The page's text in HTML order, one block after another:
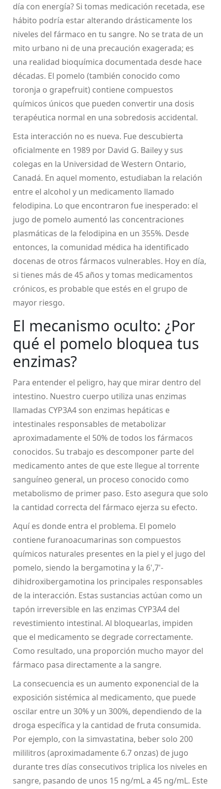
día con energía? Si tomas medicación recetada, ese
hábito podría estar alterando drásticamente los
niveles del fármaco en tu sangre. No se trata de un
mito urbano ni de una precaución exagerada; es
una realidad bioquímica documentada desde hace
décadas. El pomelo (también conocido como
toronja o grapefruit) contiene compuestos
químicos únicos que pueden convertir una dosis
terapéutica normal en una sobredosis accidental.
Esta interacción no es nueva. Fue descubierta
oficialmente en 1989 por David G. Bailey y sus
colegas en la Universidad de Western Ontario,
Canadá. En aquel momento, estudiaban la relación
entre el alcohol y un medicamento llamado
felodipina. Lo que encontraron fue inesperado: el
jugo de pomelo aumentó las concentraciones
plasmáticas de la felodipina en un 355%. Desde
entonces, la comunidad médica ha identificado
docenas de otros fármacos vulnerables. Hoy en día,
si tienes más de 45 años y tomas medicamentos
crónicos, es probable que estés en el grupo de
mayor riesgo.
El mecanismo oculto: ¿Por
qué el pomelo bloquea tus
enzimas?
Para entender el peligro, hay que mirar dentro del
intestino. Nuestro cuerpo utiliza unas enzimas
llamadas CYP3A4 son enzimas hepáticas e
intestinales responsables de metabolizar
aproximadamente el 50% de todos los fármacos
conocidos. Su trabajo es descomponer parte del
medicamento antes de que este llegue al torrente
sanguíneo general, un proceso conocido como
metabolismo de primer paso. Esto asegura que solo
la cantidad correcta del fármaco ejerza su efecto.
Aquí es donde entra el problema. El pomelo
contienefuranoacumarinas son compuestos
químicos naturales presentes en la piel y el jugo del
pomelo, siendo la bergamotina y la 6',7'-
dihidroxibergamotina los principales responsables
de la interacción. Estas sustancias actúan como un
tapón irreversible en las enzimas CYP3A4 del
revestimiento intestinal. Al bloquearlas, impiden
que el medicamento se degrade correctamente.
Como resultado, una proporción mucho mayor del
fármaco pasa directamente a la sangre.
La consecuencia es un aumento exponencial de la
exposición sistémica al medicamento, que puede
oscilar entre un 30% y un 300%, dependiendo de la
droga específica y la cantidad de fruta consumida.
Por ejemplo, con la simvastatina, beber solo 200
mililitros (aproximadamente 6.7 onzas) de jugo
durante tres días consecutivos triplica los niveles en
sangre, pasando de unos 15 ng/mL a 45 ng/mL. Este